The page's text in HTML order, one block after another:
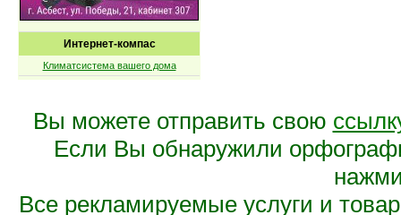
Интернет-компас
Климатсистема вашего дома
Вы можете отправить свою
Если Вы обнаружили
Все рекламируемые услуги и